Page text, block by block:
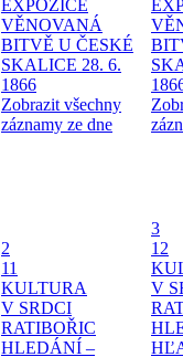
EXPOZICE
VĚNOVANÁ
BITVĚ U ČESKÉ
SKALICE 28. 6.
1866
Zobrazit všechny
záznamy ze dne
2
11
KULTURA
V SRDCI
RATIBOŘIC
HLEDÁNÍ –
3
12
V